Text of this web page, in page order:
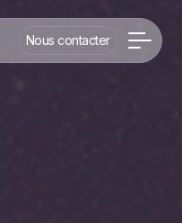
Nous contacter